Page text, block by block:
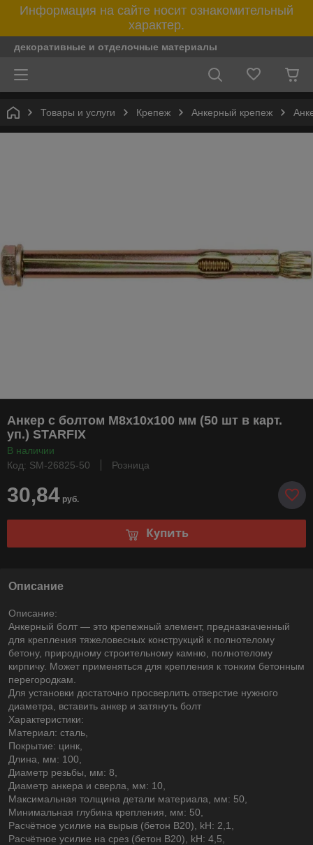
Информация на сайте носит ознакомительный
характер.
декоративные и отделочные материалы
Товары и услуги Крепеж Анкерный крепеж
Анкер с болтом М8х10х100 мм (50 шт в карт.
уп.) STARFIX
В наличии
Код: SM-26825-50
Розница
30,84 руб.
Купить
Описание
Описание:
Анкерный болт — это крепежный элемент, предназначенный
для крепления тяжеловесных конструкций к полнотелому
бетону, природному строительному камню, полнотелому
кирпичу. Может применяться для крепления к тонким бетонным
перегородкам.
Для установки достаточно просверлить отверстие нужного
диаметра, вставить анкер и затянуть болт
Характеристики:
Материал: сталь,
Покрытие: цинк,
Длина, мм: 100,
Диаметр резьбы, мм: 8,
Диаметр анкера и сверла, мм: 10,
Максимальная толщина детали материала, мм: 50,
Минимальная глубина крепления, мм: 50,
Расчётное усилие на вырыв (бетон В20), kH: 2,1,
Расчётное усилие на срез (бетон В20), kH: 4,5,